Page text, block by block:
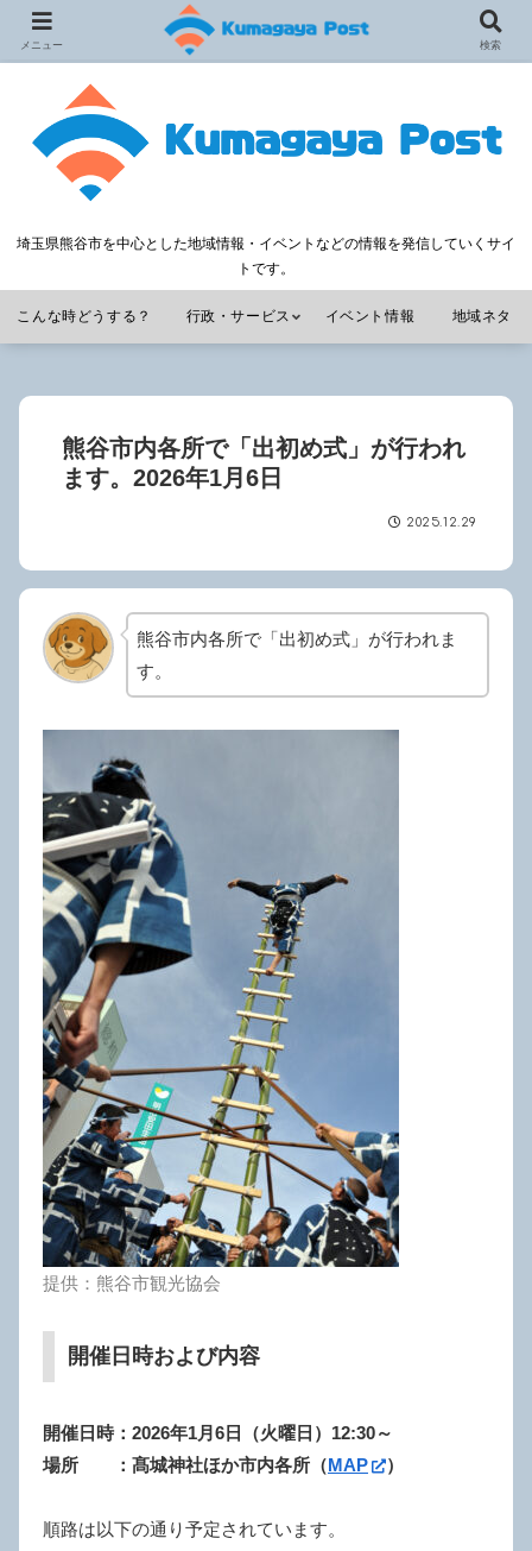
埼玉県熊谷市を中心とした地域情報・イベントなどの情報を発信していくサイ
トです。
こんな時どうする？ 行政・サービス イベント情報 地域ネタ
熊谷市内各所で「出初め式」が行われ
ます。2026年1月6日
2025.12.29
熊谷市内各所で「出初め式」が行われま
す。
提供：熊谷市観光協会
開催日時および内容
開催日時：2026年1月6日（火曜日）12:30～
場所 ：髙城神社ほか市内各所 （MAP ）
順路は以下の通り予定されています。
メニュー 検索